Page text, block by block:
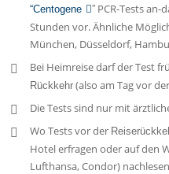
“Centogene ” PCR-Tests an-
Stunden vor. Ähnliche
München, Düsseldorf,
Bei Heimreise darf der Test
Rückkehr (also am Tag vor
Die Tests sind nur mit
Wo Tests vor der
Hotel erfragen oder auf den
Lufthansa, Condor)